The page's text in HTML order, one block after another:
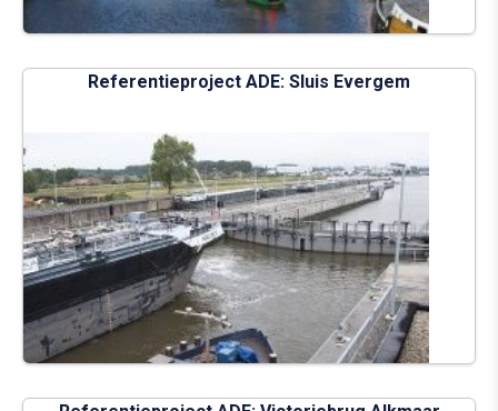
Referentieproject ADE: Sluis Evergem